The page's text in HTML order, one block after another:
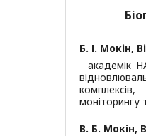
Б. І. Мокін,
академік
моніторингу
В. Б. Мокін,